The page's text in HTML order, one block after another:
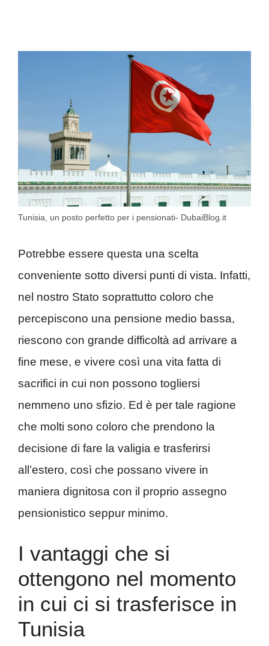
Tunisia, un posto perfetto per i pensionati- DubaiBlog.it
Potrebbe essere questa una scelta
conveniente sotto diversi punti di vista. Infatti,
nel nostro Stato soprattutto coloro che
percepiscono una pensione medio bassa,
riescono con grande difficoltà ad arrivare a
fine mese, e vivere così una vita fatta di
sacrifici in cui non possono togliersi
nemmeno uno sfizio. Ed è per tale ragione
che molti sono coloro che prendono la
decisione di fare la valigia e trasferirsi
all’estero, così che possano vivere in
maniera dignitosa con il proprio assegno
pensionistico seppur minimo.
I vantaggi che si
ottengono nel momento
in cui ci si trasferisce in
Tunisia